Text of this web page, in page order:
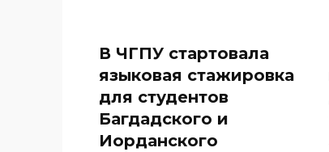
В ЧГПУ стартовала
языковая стажировка
для студентов
Багдадского и
Иорданского